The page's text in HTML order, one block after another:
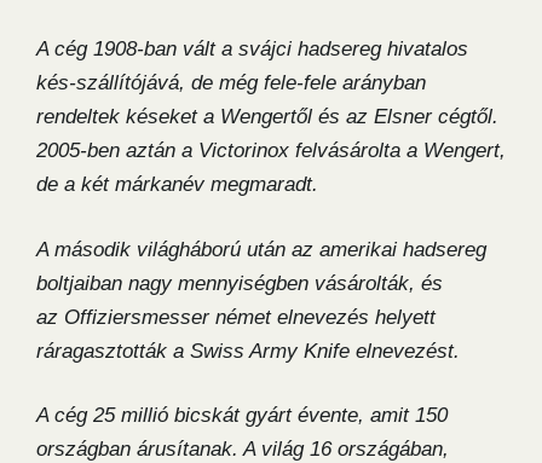
A cég 1908-ban vált a svájci hadsereg hivatalos
kés-szállítójává, de még fele-fele arányban
rendeltek késeket a Wengertől és az Elsner cégtől.
2005-ben aztán a Victorinox felvásárolta a Wengert,
de a két márkanév megmaradt.
A második világháború után az amerikai hadsereg
boltjaiban nagy mennyiségben vásárolták, és
az Offiziersmesser német elnevezés helyett
ráragasztották a Swiss Army Knife elnevezést.
A cég 25 millió bicskát gyárt évente, amit 150
országban árusítanak. A világ 16 országában,